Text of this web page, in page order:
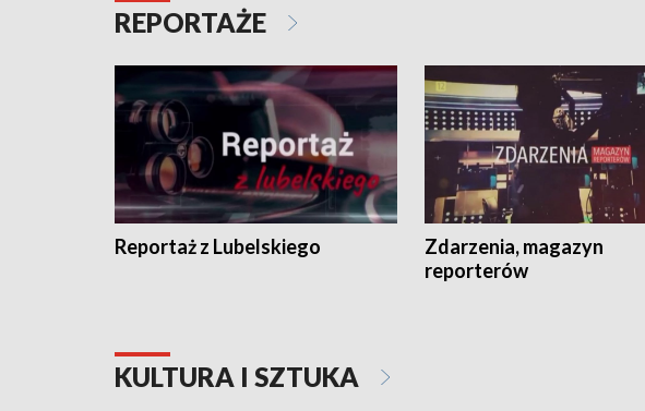
REPORTAŻE
Reportaż z Lubelskiego
Zdarzenia, magazyn
reporterów
KULTURA I SZTUKA